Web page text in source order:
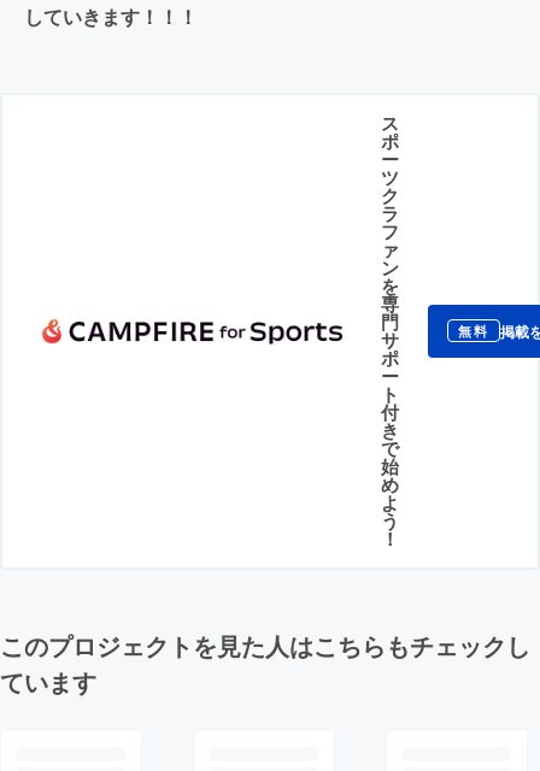
していきます！！！
ス
ポ
ー
ツ
ク
ラ
フ
ァ
ン
を
専
門
サ
ポ
ー
ト
付
き
で
始
め
よ
う
！
無料 掲載
このプロジェクトを見た人はこちらもチェックし
ています